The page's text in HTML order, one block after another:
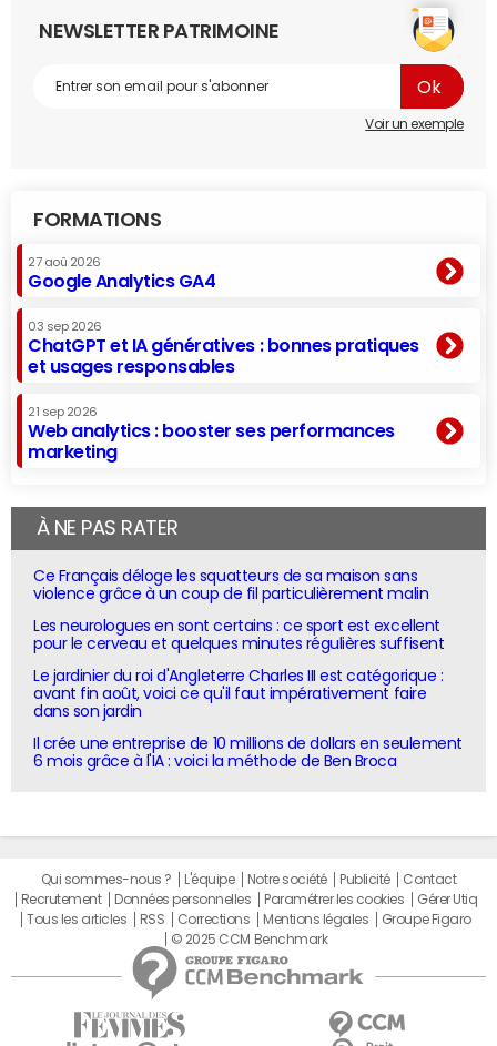
NEWSLETTER PATRIMOINE
Voir un exemple
FORMATIONS
27 aoû 2026
Google Analytics GA4
03 sep 2026
ChatGPT et IA génératives : bonnes pratiques
et usages responsables
21 sep 2026
Web analytics : booster ses performances
marketing
À NE PAS RATER
Ce Français déloge les squatteurs de sa maison sans
violence grâce à un coup de fil particulièrement malin
Les neurologues en sont certains : ce sport est excellent
pour le cerveau et quelques minutes régulières suffisent
Le jardinier du roi d'Angleterre Charles III est catégorique :
avant fin août, voici ce qu'il faut impérativement faire
dans son jardin
Il crée une entreprise de 10 millions de dollars en seulement
6 mois grâce à l'IA : voici la méthode de Ben Broca
Qui sommes-nous ? L'équipe Notre société Publicité
Contact
Recrutement
Données personnelles Paramétrer les cookies
Gérer Utiq
Tous les articles
RSS Corrections Mentions légales
Groupe Figaro
© 2025 CCM Benchmark